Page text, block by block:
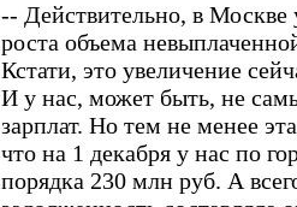
-- Действительно, в
роста объема
Кстати, это увеличение
И у нас, может быть, не
зарплат. Но тем не менее
что на 1 декабря у нас по
порядка 230 млн руб. А